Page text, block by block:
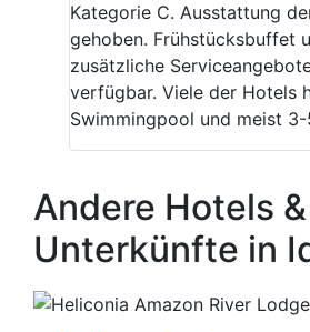
Kategorie C. Ausstattung
gehoben. Frühstücksbuffet
zusätzliche
verfügbar. Viele der Hotels
Swimmingpool und meist 3-
Andere Hotels &
Unterkünfte in